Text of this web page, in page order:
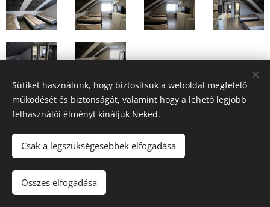
Sütiket használunk, hogy biztosítsuk a weboldal megfelelő
működését és biztonságát, valamint hogy a lehető legjobb
felhasználói élményt kínáljuk Neked.
Csak a legszükségesebbek elfogadása
Összes elfogadása